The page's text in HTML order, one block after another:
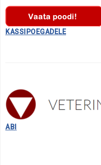
KASSIPOEGADELE
ABI